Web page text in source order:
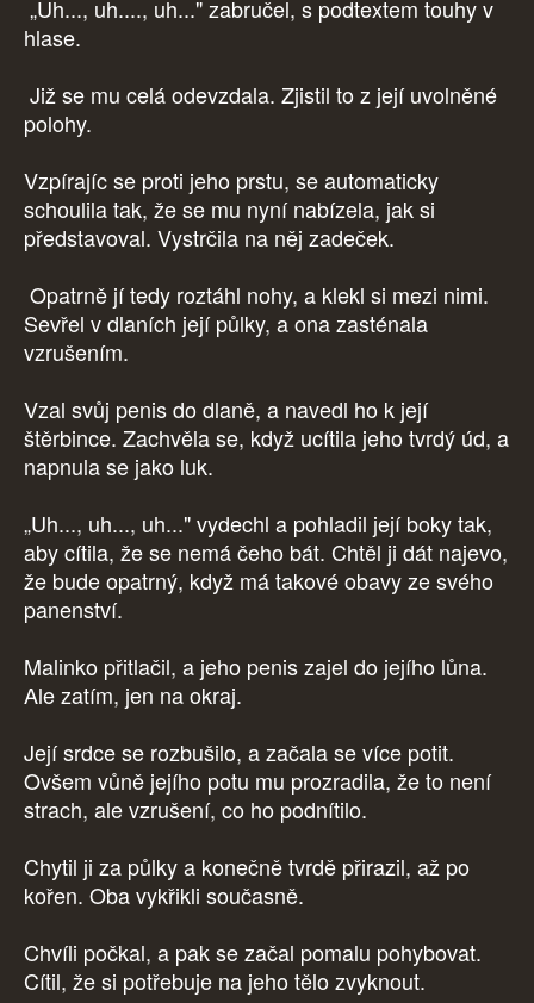
„Uh..., uh...., uh..." zabručel, s podtextem touhy v
hlase.
Již se mu celá odevzdala. Zjistil to z její uvolněné
polohy.
Vzpírajíc se proti jeho prstu, se automaticky
schoulila tak, že se mu nyní nabízela, jak si
představoval. Vystrčila na něj zadeček.
Opatrně jí tedy roztáhl nohy, a klekl si mezi nimi.
Sevřel v dlaních její půlky, a ona zasténala
vzrušením.
Vzal svůj penis do dlaně, a navedl ho k její
štěrbince. Zachvěla se, když ucítila jeho tvrdý úd, a
napnula se jako luk.
„Uh..., uh..., uh..." vydechl a pohladil její boky tak,
aby cítila, že se nemá čeho bát. Chtěl ji dát najevo,
že bude opatrný, když má takové obavy ze svého
panenství.
Malinko přitlačil, a jeho penis zajel do jejího lůna.
Ale zatím, jen na okraj.
Její srdce se rozbušilo, a začala se více potit.
Ovšem vůně jejího potu mu prozradila, že to není
strach, ale vzrušení, co ho podnítilo.
Chytil ji za půlky a konečně tvrdě přirazil, až po
kořen. Oba vykřikli současně.
Chvíli počkal, a pak se začal pomalu pohybovat.
Cítil, že si potřebuje na jeho tělo zvyknout.